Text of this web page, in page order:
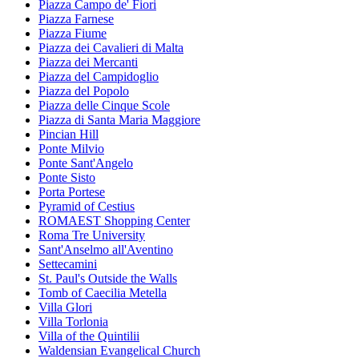
Piazza Campo de' Fiori
Piazza Farnese
Piazza Fiume
Piazza dei Cavalieri di Malta
Piazza dei Mercanti
Piazza del Campidoglio
Piazza del Popolo
Piazza delle Cinque Scole
Piazza di Santa Maria Maggiore
Pincian Hill
Ponte Milvio
Ponte Sant'Angelo
Ponte Sisto
Porta Portese
Pyramid of Cestius
ROMAEST Shopping Center
Roma Tre University
Sant'Anselmo all'Aventino
Settecamini
St. Paul's Outside the Walls
Tomb of Caecilia Metella
Villa Glori
Villa Torlonia
Villa of the Quintilii
Waldensian Evangelical Church